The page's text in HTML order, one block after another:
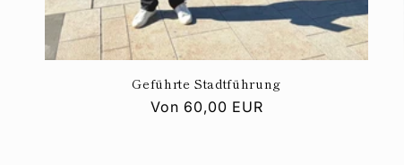
Geführte Stadtführung
Normaler
Von 60,00 EUR